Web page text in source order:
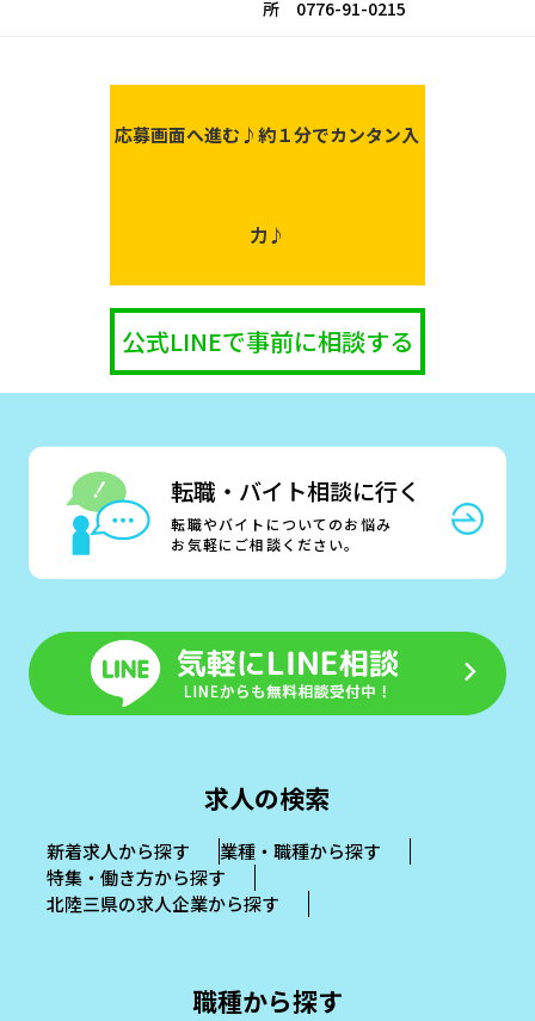
所 0776-91-0215
応募画面へ進む♪約１分でカンタン入
力♪
公式LINEで事前に相談する
転職・バイト相談に行く
転職やバイトについてのお悩み
お気軽にご相談ください。
求人の検索
新着求人から探す
業種・職種から探す
特集・働き方から探す
北陸三県の求人企業から探す
職種から探す